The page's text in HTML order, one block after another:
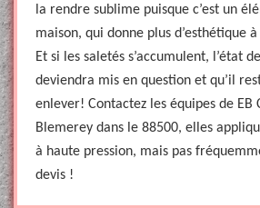
la rendre sublime puisque c’est un
maison, qui donne plus d’esthétique
Et si les saletés s’accumulent, l’état
deviendra mis en question et qu’il
enlever! Contactez les équipes de EB
Blemerey dans le 88500, elles
à haute pression, mais pas
devis !